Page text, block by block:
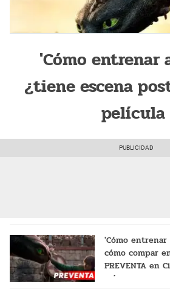
'Cómo entrenar
¿tiene escena
'Cómo
cómo compar
PREVENTA en
más